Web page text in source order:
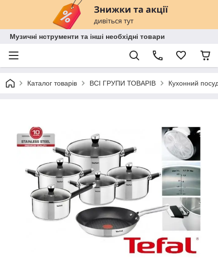
Музичні нструменти та інші необхідні товари
Каталог товарів ВСІ ГРУПИ ТОВАРІВ Кухонний